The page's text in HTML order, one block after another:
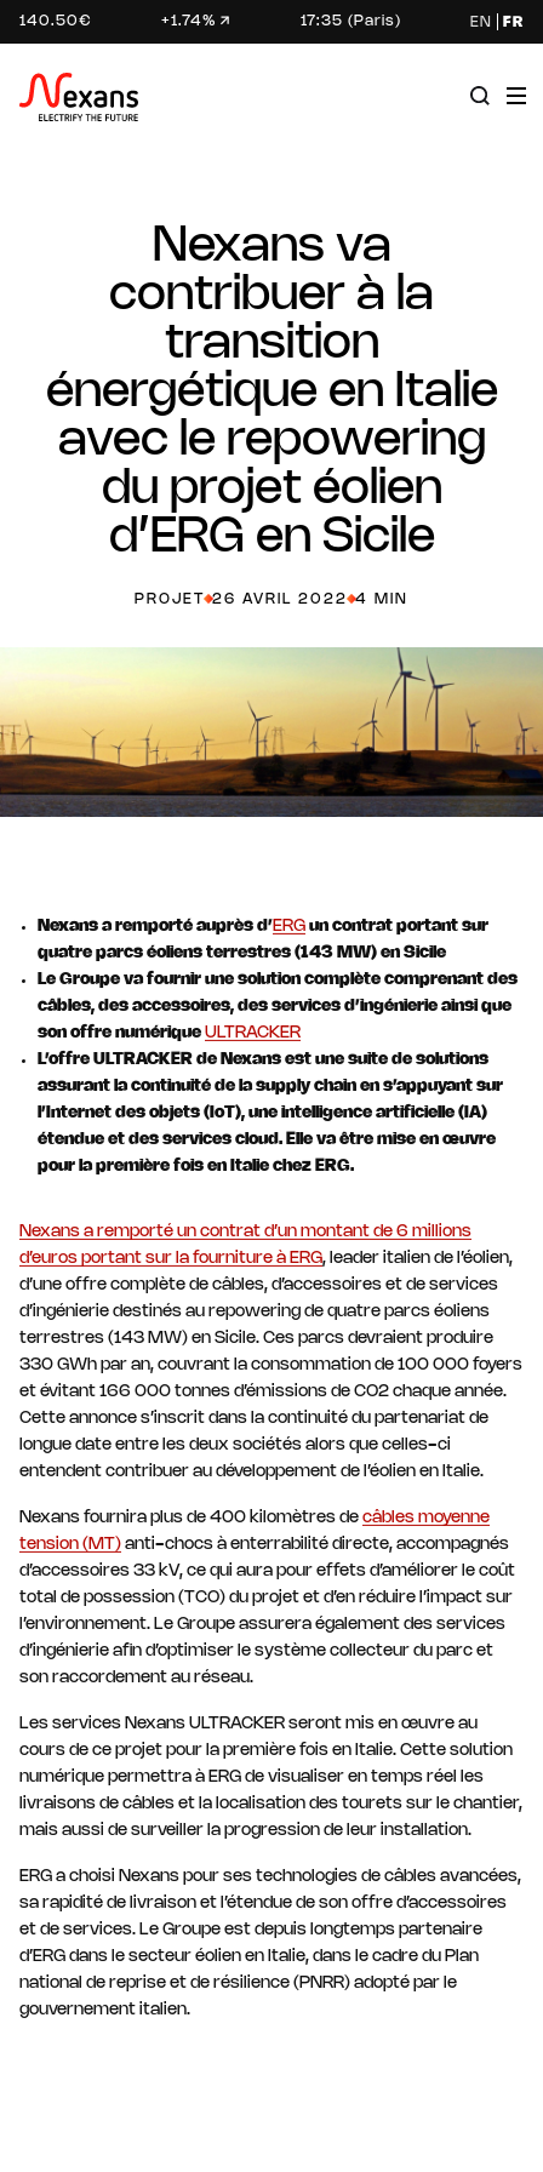
140.50€ +1.74% 17:35 (Paris) EN FR
Nexans va
contribuer à la
transition
énergétique en Italie
avec le repowering
du projet éolien
d’ERG en Sicile
PROJET 26 AVRIL 2022 4 MIN
Nexans a remporté auprès d’ERG un contrat portant sur
quatre parcs éoliens terrestres (143 MW) en Sicile
Le Groupe va fournir une solution complète comprenant des
câbles, des accessoires, des services d’ingénierie ainsi que
son offre numérique ULTRACKER
L’offre ULTRACKER de Nexans est une suite de solutions
assurant la continuité de la supply chain en s’appuyant sur
l’Internet des objets (IoT), une intelligence artificielle (IA)
étendue et des services cloud. Elle va être mise en œuvre
pour la première fois en Italie chez ERG.
Nexans a remporté un contrat d’un montant de 6 millions
d’euros portant sur la fourniture à ERG, leader italien de l’éolien,
d’une offre complète de câbles, d’accessoires et de services
d’ingénierie destinés au repowering de quatre parcs éoliens
terrestres (143 MW) en Sicile. Ces parcs devraient produire
330 GWh par an, couvrant la consommation de 100 000 foyers
et évitant 166 000 tonnes d’émissions de CO2 chaque année.
Cette annonce s’inscrit dans la continuité du partenariat de
longue date entre les deux sociétés alors que celles-ci
entendent contribuer au développement de l’éolien en Italie.
Nexans fournira plus de 400 kilomètres de câbles moyenne
tension (MT) anti-chocs à enterrabilité directe, accompagnés
d’accessoires 33 kV, ce qui aura pour effets d’améliorer le coût
total de possession (TCO) du projet et d’en réduire l’impact sur
l’environnement. Le Groupe assurera également des services
d’ingénierie afin d’optimiser le système collecteur du parc et
son raccordement au réseau.
Les services Nexans ULTRACKER seront mis en œuvre au
cours de ce projet pour la première fois en Italie. Cette solution
numérique permettra à ERG de visualiser en temps réel les
livraisons de câbles et la localisation des tourets sur le chantier,
mais aussi de surveiller la progression de leur installation.
ERG a choisi Nexans pour ses technologies de câbles avancées,
sa rapidité de livraison et l’étendue de son offre d’accessoires
et de services. Le Groupe est depuis longtemps partenaire
d’ERG dans le secteur éolien en Italie, dans le cadre du Plan
national de reprise et de résilience (PNRR) adopté par le
gouvernement italien.